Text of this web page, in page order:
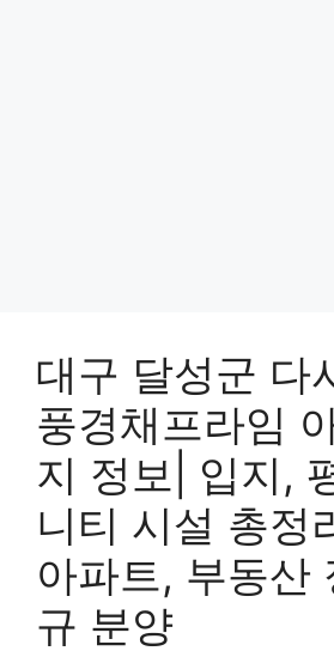
대구 달성군 다
풍경채프라임
지 정보| 입지,
니티 시설 총정
아파트, 부동산
규 분양